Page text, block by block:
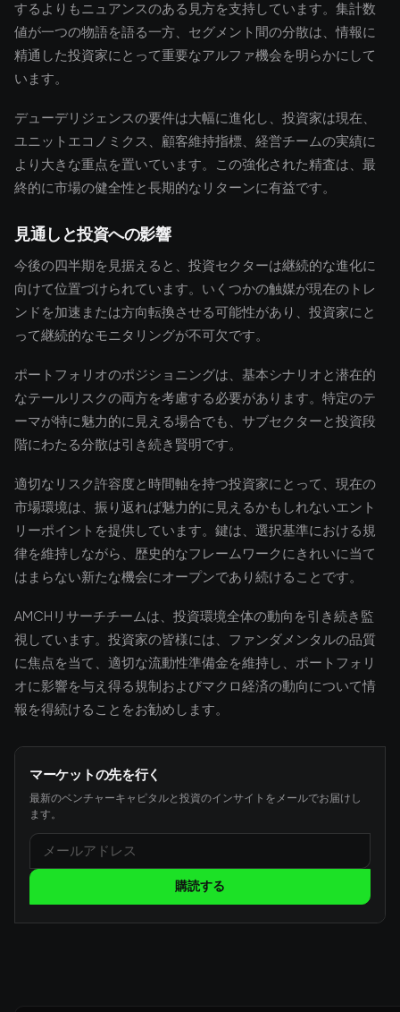
するよりもニュアンスのある見方を支持しています。集計数
値が一つの物語を語る一方、セグメント間の分散は、情報に
精通した投資家にとって重要なアルファ機会を明らかにして
います。
デューデリジェンスの要件は大幅に進化し、投資家は現在、
ユニットエコノミクス、顧客維持指標、経営チームの実績に
より大きな重点を置いています。この強化された精査は、最
終的に市場の健全性と長期的なリターンに有益です。
見通しと投資への影響
今後の四半期を見据えると、投資セクターは継続的な進化に
向けて位置づけられています。いくつかの触媒が現在のトレ
ンドを加速または方向転換させる可能性があり、投資家にと
って継続的なモニタリングが不可欠です。
ポートフォリオのポジショニングは、基本シナリオと潜在的
なテールリスクの両方を考慮する必要があります。特定のテ
ーマが特に魅力的に見える場合でも、サブセクターと投資段
階にわたる分散は引き続き賢明です。
適切なリスク許容度と時間軸を持つ投資家にとって、現在の
市場環境は、振り返れば魅力的に見えるかもしれないエント
リーポイントを提供しています。鍵は、選択基準における規
律を維持しながら、歴史的なフレームワークにきれいに当て
はまらない新たな機会にオープンであり続けることです。
AMCHリサーチチームは、投資環境全体の動向を引き続き監
視しています。投資家の皆様には、ファンダメンタルの品質
に焦点を当て、適切な流動性準備金を維持し、ポートフォリ
オに影響を与え得る規制およびマクロ経済の動向について情
報を得続けることをお勧めします。
マーケットの先を行く
最新のベンチャーキャピタルと投資のインサイトをメールでお届けし
ます。
購読する